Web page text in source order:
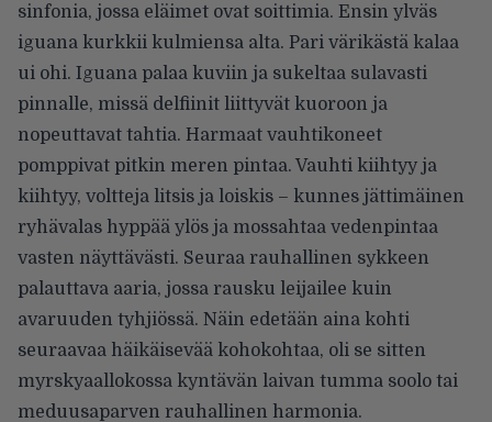
sinfonia, jossa eläimet ovat soittimia. Ensin ylväs
iguana kurkkii kulmiensa alta. Pari värikästä kalaa
ui ohi. Iguana palaa kuviin ja sukeltaa sulavasti
pinnalle, missä delfiinit liittyvät kuoroon ja
nopeuttavat tahtia. Harmaat vauhtikoneet
pomppivat pitkin meren pintaa. Vauhti kiihtyy ja
kiihtyy, voltteja litsis ja loiskis – kunnes jättimäinen
ryhävalas hyppää ylös ja mossahtaa vedenpintaa
vasten näyttävästi. Seuraa rauhallinen sykkeen
palauttava aaria, jossa rausku leijailee kuin
avaruuden tyhjiössä. Näin edetään aina kohti
seuraavaa häikäisevää kohokohtaa, oli se sitten
myrskyaallokossa kyntävän laivan tumma soolo tai
meduusaparven rauhallinen harmonia.